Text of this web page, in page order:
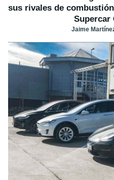
sus rivales de
Supercar
Jaime